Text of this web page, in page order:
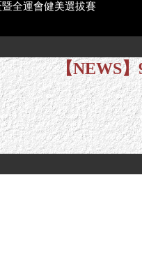
全運會健美選拔賽
【NEWS